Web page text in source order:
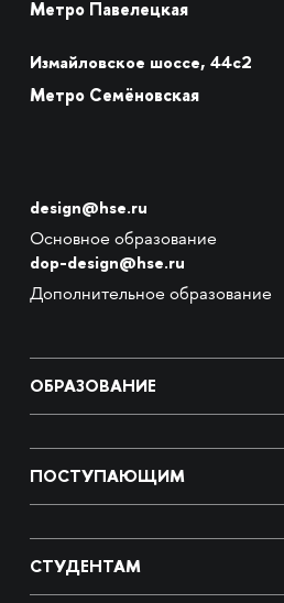
Метро Павелецкая
Измайловское шоссе, 44с2
Метро Семёновская
design@hse.ru
Основное образование
dop-design@hse.ru
Дополнительное образование
ОБРАЗОВАНИЕ
ПОСТУПАЮЩИМ
СТУДЕНТАМ